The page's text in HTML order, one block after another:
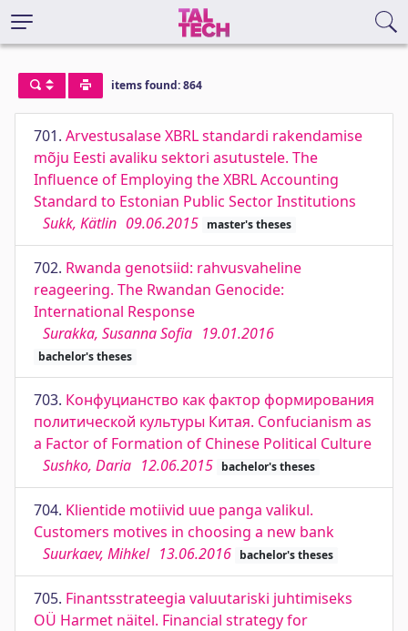
items found: 864
701. Arvestusalase XBRL standardi rakendamise
mõju Eesti avaliku sektori asutustele. The
Influence of Employing the XBRL Accounting
Standard to Estonian Public Sector Institutions
Sukk, Kätlin 09.06.2015 master's theses
702. Rwanda genotsiid: rahvusvaheline
reageering. The Rwandan Genocide:
International Response
Surakka, Susanna Sofia 19.01.2016
bachelor's theses
703. Конфуцианство как фактор формирования
политической культуры Китая. Confucianism as
a Factor of Formation of Chinese Political Culture
Sushko, Daria 12.06.2015 bachelor's theses
704. Klientide motiivid uue panga valikul.
Customers motives in choosing a new bank
Suurkaev, Mihkel 13.06.2016 bachelor's theses
705. Finantsstrateegia valuutariski juhtimiseks
OÜ Harmet näitel. Financial strategy for